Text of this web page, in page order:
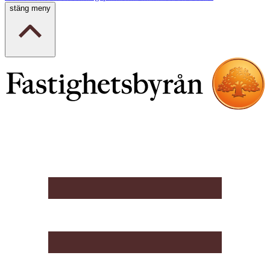
stäng meny